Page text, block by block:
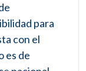
para
con el
es de